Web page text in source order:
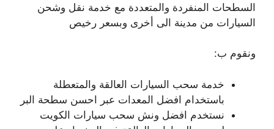
السطحات المنفردة والمتعددة مع خدمة نقل وشحن
السيارات من مدينة الى أخرى وبسعر رخيص
ونقوم ب:
خدمة سحب السيارات العالقة والمتعطلة
باستخدام افضل المعدات عبر احسن سطحة البر
نستخدم افضل ونش سحب سيارات الكويت